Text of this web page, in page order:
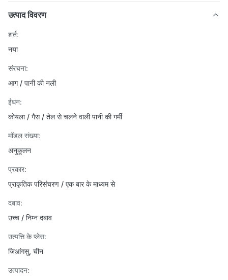
उत्पाद विवरण
शर्त:
नया
संरचना:
आग / पानी की नली
ईंधन:
कोयला / गैस / तेल से चलने वाली पानी की गर्मी
मॉडल संख्या:
अनुकूलन
प्रकार:
प्राकृतिक परिसंचरण / एक बार के माध्यम से
दबाव:
उच्च / निम्न दबाव
उत्पत्ति के प्लेस:
जिआंगसु, चीन
उत्पादन: